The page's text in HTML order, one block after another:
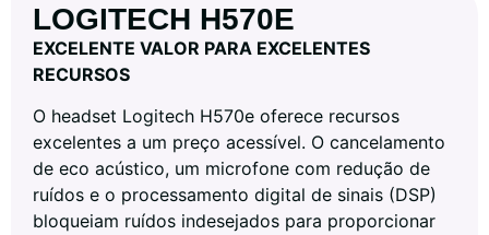
LOGITECH H570E
EXCELENTE VALOR PARA EXCELENTES
RECURSOS
O headset Logitech H570e oferece recursos
excelentes a um preço acessível. O cancelamento
de eco acústico, um microfone com redução de
ruídos e o processamento digital de sinais (DSP)
bloqueiam ruídos indesejados para proporcionar